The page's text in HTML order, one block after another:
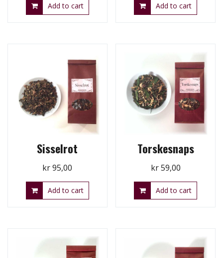
Add to cart Add to cart
Sisselrot
kr95,00
Add to cart
Torskesnaps
kr59,00
Add to cart